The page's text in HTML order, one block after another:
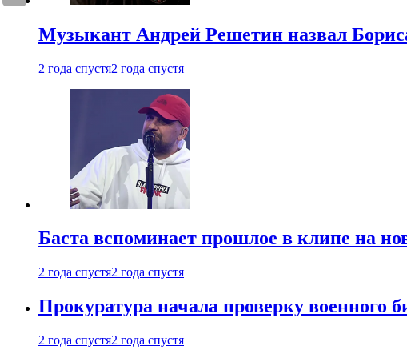
Музыкант Андрей Решетин назвал
2 года спустя2 года спустя
Баста вспоминает прошлое в клипе на
2 года спустя2 года спустя
Прокуратура начала проверку военного
2 года спустя2 года спустя